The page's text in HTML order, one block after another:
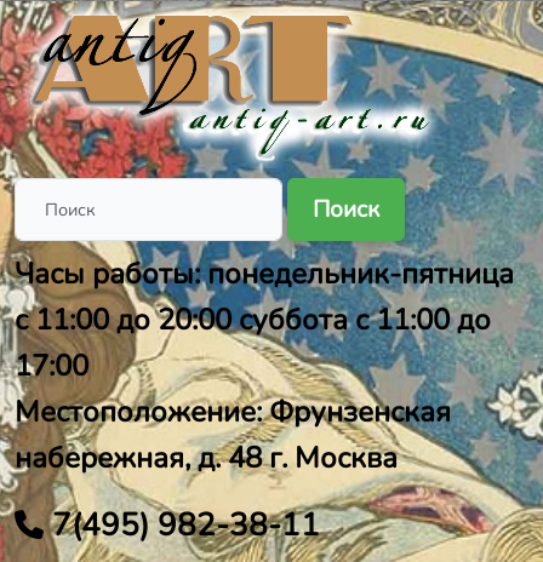
Поиск
Часы работы: понедельник-пятница
с 11:00 до 20:00 суббота с 11:00 до
17:00
Местоположение: Фрунзенская
набережная, д. 48 г. Москва
7(495) 982-38-11